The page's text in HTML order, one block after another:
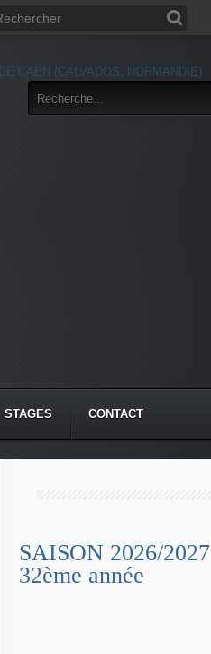
STAGES CONTACT
SAISON 2026/2027
32ème année